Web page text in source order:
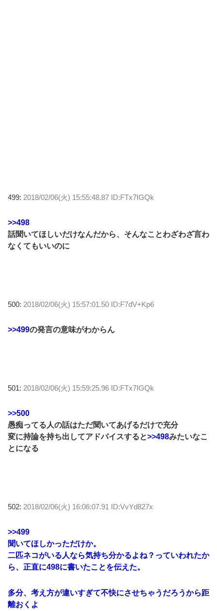
499: 2018/02/06(火) 15:55:48.87 ID:FTx7IGQk
>>498
話聞いてほしいだけなんだから、そんなことわざわざ言わ
なくてもいいのに
500: 2018/02/06(火) 15:57:01.50 ID:F7dV+Kp6
>>499の発言の意味がわからん
501: 2018/02/06(火) 15:59:25.96 ID:FTx7IGQk
>>500
愚痴ってる人の話はただ聞いてあげるだけで充分
変に持論を持ち出してアドバイスすると>>498みたいなこ
とになる
502: 2018/02/06(火) 16:06:07.91 ID:VvYd827x
>>499
聞いてほしかっただけか。
二匹ネコがいる人なら気持ち分かるよね？っていわれたか
ら、正直に498に書いたことを伝えた。
多分、考え方が違いすぎて不快にさせちゃうだろうから距
離おくよ